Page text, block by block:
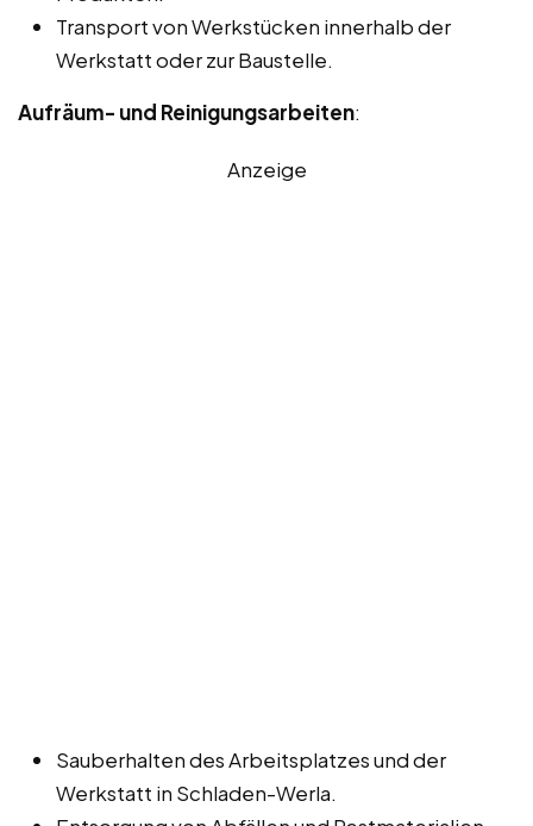
Transport von Werkstücken innerhalb der
Werkstatt oder zur Baustelle.
Aufräum- und Reinigungsarbeiten:
Anzeige
Sauberhalten des Arbeitsplatzes und der
Werkstatt in Schladen-Werla.